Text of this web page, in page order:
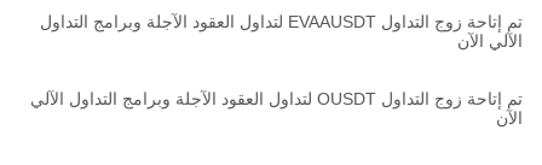
تم إتاحة زوج التداول EVAAUSDT لتداول العقود الآجلة وبرامج التداول
الآلي الآن
تم إتاحة زوج التداول OUSDT لتداول العقود الآجلة وبرامج التداول الآلي
الآن